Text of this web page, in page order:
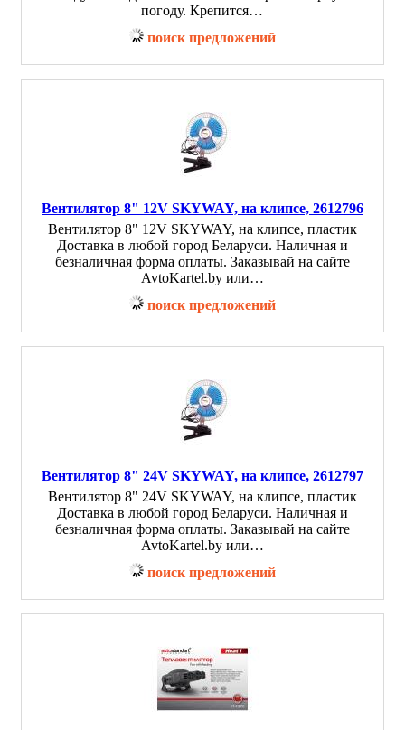
погоду. Крепится…
поиск предложений
Вентилятор 8" 12V SKYWAY, на клипсе, 2612796
Вентилятор 8" 12V SKYWAY, на клипсе, пластик
Доставка в любой город Беларуси. Наличная и
безналичная форма оплаты. Заказывай на сайте
AvtoKartel.by или…
поиск предложений
Вентилятор 8" 24V SKYWAY, на клипсе, 2612797
Вентилятор 8" 24V SKYWAY, на клипсе, пластик
Доставка в любой город Беларуси. Наличная и
безналичная форма оплаты. Заказывай на сайте
AvtoKartel.by или…
поиск предложений